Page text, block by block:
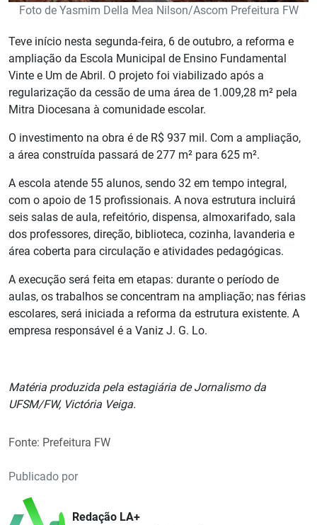
Foto de Yasmim Della Mea Nilson/Ascom Prefeitura FW
Teve início nesta segunda-feira, 6 de outubro, a reforma e
ampliação da Escola Municipal de Ensino Fundamental
Vinte e Um de Abril. O projeto foi viabilizado após a
regularização da cessão de uma área de 1.009,28 m² pela
Mitra Diocesana à comunidade escolar.
O investimento na obra é de R$ 937 mil. Com a ampliação,
a área construída passará de 277 m² para 625 m².
A escola atende 55 alunos, sendo 32 em tempo integral,
com o apoio de 15 profissionais. A nova estrutura incluirá
seis salas de aula, refeitório, dispensa, almoxarifado, sala
dos professores, direção, biblioteca, cozinha, lavanderia e
área coberta para circulação e atividades pedagógicas.
A execução será feita em etapas: durante o período de
aulas, os trabalhos se concentram na ampliação; nas férias
escolares, será iniciada a reforma da estrutura existente. A
empresa responsável é a Vaniz J. G. Lo.
Matéria produzida pela estagiária de Jornalismo da
UFSM/FW, Victória Veiga.
Fonte: Prefeitura FW
Publicado por
Redação LA+